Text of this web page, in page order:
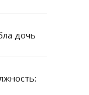
дочь